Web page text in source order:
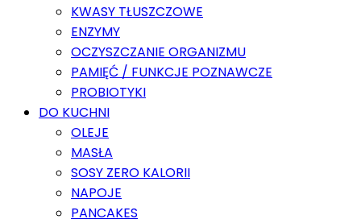
KWASY TŁUSZCZOWE
ENZYMY
OCZYSZCZANIE ORGANIZMU
PAMIĘĆ / FUNKCJE POZNAWCZE
PROBIOTYKI
DO KUCHNI
OLEJE
MASŁA
SOSY ZERO KALORII
NAPOJE
PANCAKES